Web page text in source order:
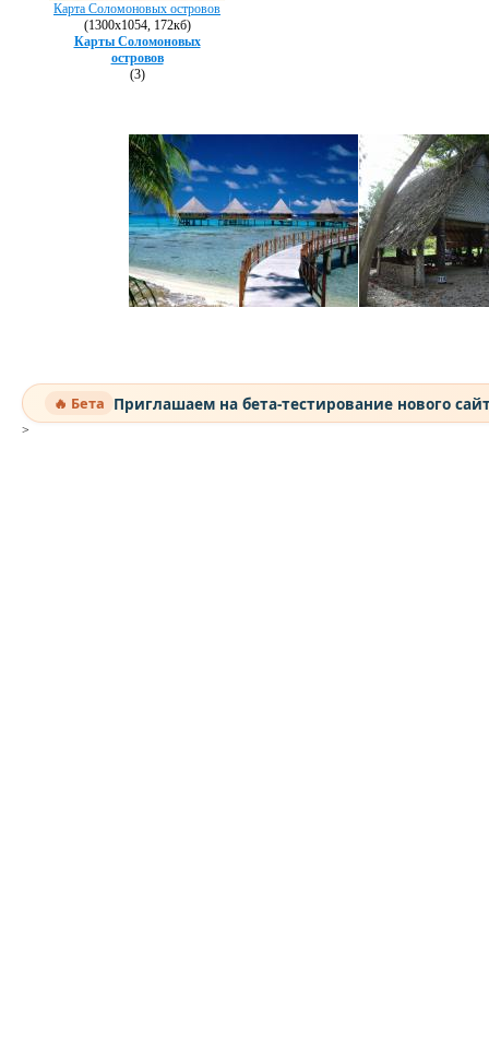
Карта Соломоновых островов
(1300х1054, 172кб)
Карты Соломоновых
островов
(3)
🔥 Бета Приглашаем на бета-тестирование нового
>